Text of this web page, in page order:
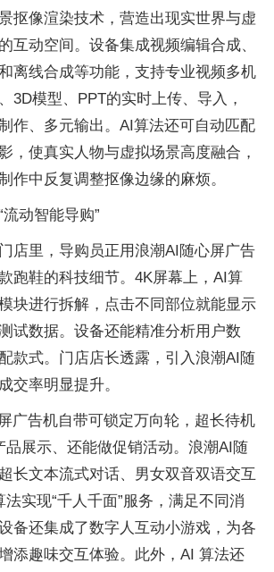
抠像渲染技术，营造出现实世界与虚
互动空间。设备集成视频编辑合成、
离线合成等功能，支持专业视频多机
3D模型、PPT的实时上传、导入，
作、多元输出。AI算法还可自动匹配
，使真实人物与虚拟场景高度融合，
作中反复调整抠像边缘的麻烦。
动智能导购”
店里，导购员正用浪潮AI随心屏广告
跑鞋的科技细节。4K屏幕上，AI算
块进行拆解，点击不同部位就能显示
试数据。设备还能精准分析用户数
款式。门店店长透露，引入浪潮AI随
交率明显提升。
广告机自带可锁定万向轮，超长待机
品展示、还能做促销活动。浪潮AI随
长文本流式对话、男女双音双语交互
实现“千人千面”服务，满足不同消
备还集成了数字人互动小游戏，为各
添趣味交互体验。此外，AI 算法还